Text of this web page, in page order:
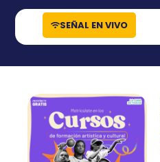
contenido
SEÑAL EN VIVO